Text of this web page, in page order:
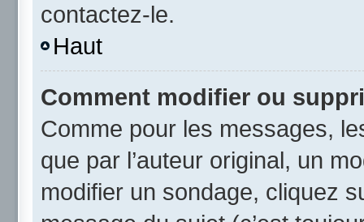
contactez-le.
Haut
Comment modifier ou
Comme pour les messages,
que par l’auteur original, un
modifier un sondage, cliquez